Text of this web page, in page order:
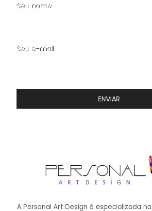
Seu nome
Seu e-mail
ENVIAR
A Personal Art Design é especializada